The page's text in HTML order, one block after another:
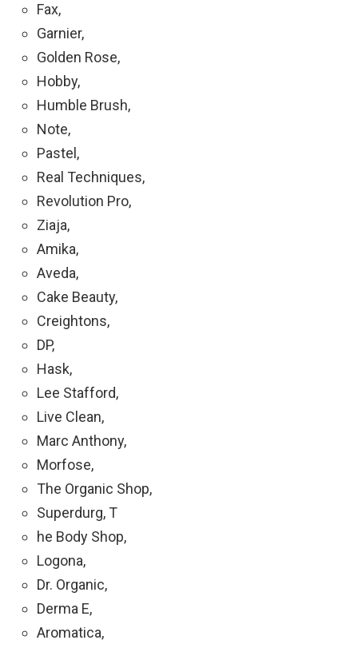
Fax,
Garnier,
Golden Rose,
Hobby,
Humble Brush,
Note,
Pastel,
Real Techniques,
Revolution Pro,
Ziaja,
Amika,
Aveda,
Cake Beauty,
Creightons,
DP,
Hask,
Lee Stafford,
Live Clean,
Marc Anthony,
Morfose,
The Organic Shop,
Superdurg, T
he Body Shop,
Logona,
Dr. Organic,
Derma E,
Aromatica,